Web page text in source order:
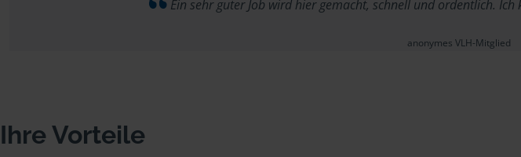
Ein sehr guter Job wird hier gemacht, schnell und ordentlich.
anonymes VLH-Mitglied
Ihre Vorteile